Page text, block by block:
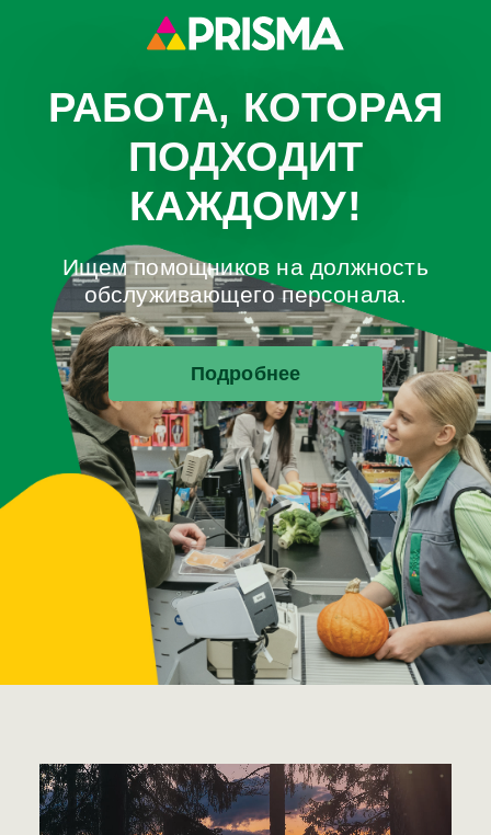
РАБОТА, КОТОРАЯ
ПОДХОДИТ
КАЖДОМУ!
Ищем помощников на должность
обслуживающего персонала.
Подробнее